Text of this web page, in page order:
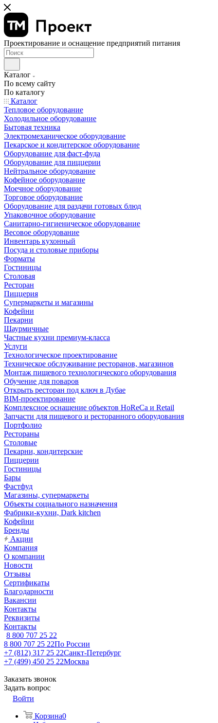
Проектирование и оснащение предприятий питания
Каталог
По всему сайту
По каталогу
Каталог
Тепловое оборудование
Холодильное оборудование
Бытовая техника
Электромеханическое оборудование
Пекарское и кондитерское оборудование
Оборудование для фаст-фуда
Оборудование для пиццерии
Нейтральное оборудование
Кофейное оборудование
Моечное оборудование
Торговое оборудование
Оборудование для раздачи готовых блюд
Упаковочное оборудование
Санитарно-гигиеническое оборудование
Весовое оборудование
Инвентарь кухонный
Посуда и столовые приборы
Форматы
Гостиницы
Столовая
Ресторан
Пиццерия
Супермаркеты и магазины
Кофейни
Пекарни
Шаурмичные
Частные кухни премиум-класса
Услуги
Технологическое проектирование
Техническое обслуживание ресторанов, магазинов
Монтаж пищевого технологического оборудования
Обучение для поваров
Открыть ресторан под ключ в Дубае
BIM-проектирование
Комплексное оснащение объектов HoReCa и Retail
Запчасти для пищевого и ресторанного оборудования
Портфолио
Рестораны
Столовые
Пекарни, кондитерские
Пиццерии
Гостиницы
Бары
Фастфуд
Магазины, супермаркеты
Объекты социального назначения
Фабрики-кухни, Dark kitchen
Кофейни
Бренды
Акции
Компания
О компании
Новости
Отзывы
Сертификаты
Благодарности
Вакансии
Контакты
Реквизиты
Контакты
8 800 707 25 22
8 800 707 25 22По России
+7 (812) 317 25 22Санкт-Петербург
+7 (499) 450 25 22Москва
Заказать звонок
Задать вопрос
Войти
Корзина0